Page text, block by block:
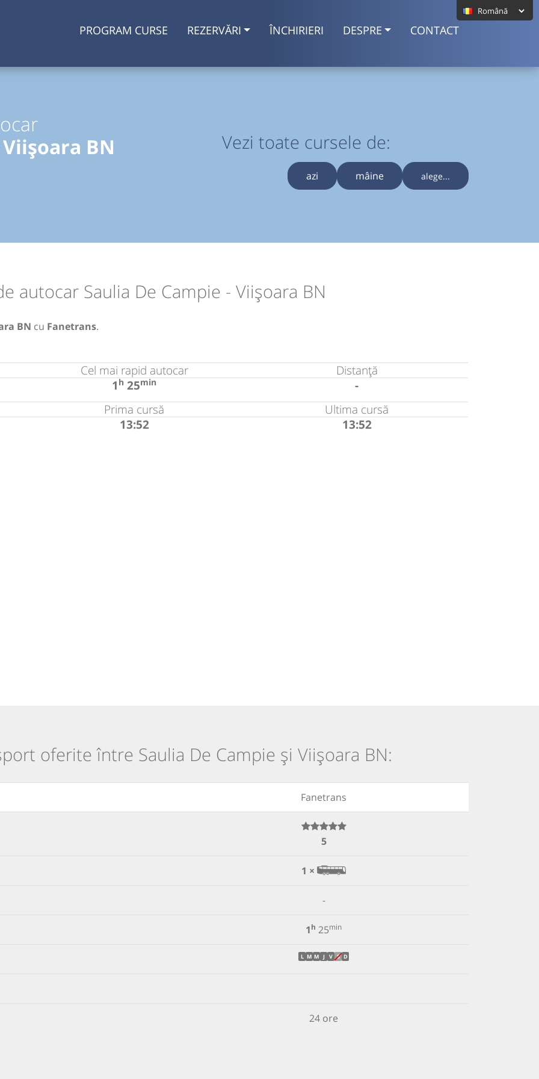
PROGRAM CURSE REZERVĂRI ÎNCHIRIERI DESPRE CONTACT
BN
Vezi toate cursele de:
azi mâine alege...
autocar Saulia De Campie - Viișoara BN
BN cu Fanetrans.
Cel mai rapid autocar
1h 25min
Distanță
-
Prima cursă
13:52
Ultima cursă
13:52
oferite între Saulia De Campie și Viișoara BN:
Fanetrans
5
1 ×
-
1h 25min
L M M J V S D
24 ore